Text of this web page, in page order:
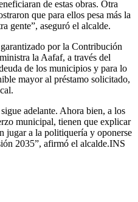
de estas obras. Otra
que para ellos pesa más la
gente”, aseguró el alcalde.
por la Contribución
la Aafaf, a través del
de los municipios y para lo
mayor al préstamo solicitado,
adelante. Ahora bien, a los
municipal, tienen que explicar
jugar a la politiquería y oponerse
2035”, afirmó el alcalde.INS